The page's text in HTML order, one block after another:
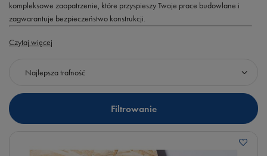
kompleksowe zaopatrzenie, które przyspieszy Twoje prace budowlane i
zagwarantuje bezpieczeństwo konstrukcji.
Czytaj więcej
Zmień sortowanie
Najlepsza trafność
Filtrowanie